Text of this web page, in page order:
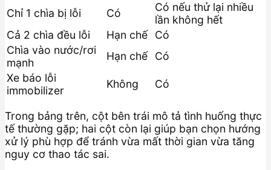
Chỉ 1 chìa bị lỗi
Có
Có nếu thử lại nhiều
lần không hết
Cả 2 chìa đều lỗi
Hạn chế
Có
Chìa vào nước/rơi
mạnh
Hạn chế
Có
Xe báo lỗi
immobilizer
Không Có
Trong bảng trên, cột bên trái mô tả tình huống thực
tế thường gặp; hai cột còn lại giúp bạn chọn hướng
xử lý phù hợp để tránh vừa mất thời gian vừa tăng
nguy cơ thao tác sai.